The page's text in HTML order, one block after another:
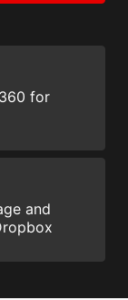
for
and